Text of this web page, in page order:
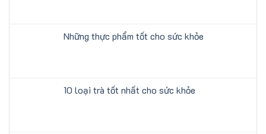
Những thực phẩm tốt cho sức khỏe
10 loại trà tốt nhất cho sức khỏe